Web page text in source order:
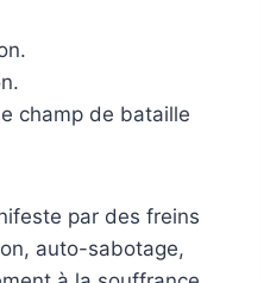
champ de bataille
par des freins
auto-sabotage,